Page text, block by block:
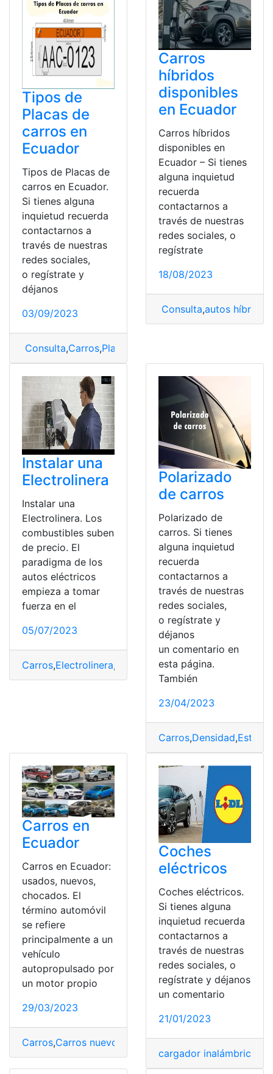
Tipos de
Placas de
carros en
Ecuador
Tipos de Placas de
carros en Ecuador.
Si tienes alguna
inquietud recuerda
contactarnos a
través de nuestras
redes sociales,
o regístrate y
déjanos
03/09/2023
Consulta,Carros,Placas
Carros
híbridos
disponibles
en Ecuador
Carros híbridos
disponibles en
Ecuador – Si tienes
alguna inquietud
recuerda
contactarnos a
través de nuestras
redes sociales, o
regístrate
18/08/2023
Consulta,autos híbridos
Instalar una
Electrolinera
Instalar una
Electrolinera. Los
combustibles suben
de precio. El
paradigma de los
autos eléctricos
empieza a tomar
fuerza en el
05/07/2023
Carros,Electrolinera, electrolinera., Permiso de Carros
Polarizado
de carros
Polarizado de
carros. Si tienes
alguna inquietud
recuerda
contactarnos a
través de nuestras
redes sociales,
o regístrate y
déjanos
un comentario en
esta página.
También
23/04/2023
Carros,Densidad,
Carros en
Ecuador
Carros en Ecuador:
usados, nuevos,
chocados. El
término automóvil
se refiere
principalmente a un
vehículo
autopropulsado por
un motor propio
29/03/2023
Carros,Carros nuevos Carros usados,vehículos
Coches
eléctricos
Coches eléctricos.
Si tienes alguna
inquietud recuerda
contactarnos a
través de nuestras
redes sociales, o
regístrate y déjanos
un comentario
21/01/2023
cargador inalámbrico